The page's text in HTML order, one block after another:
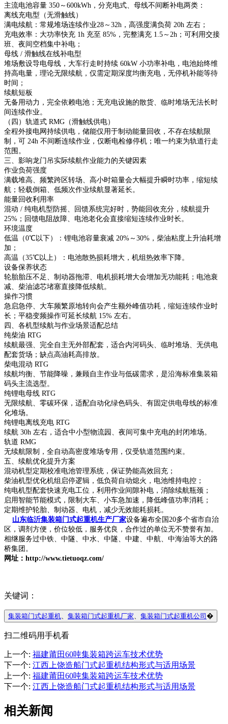
主流电池容量 350～600kWh，分充电式、母线不间断补电两类：
离线充电型（无滑触线）
满电续航：常规堆场连续作业28～32h，高强度满负荷 20h 左右；
充电效率：大功率快充 1h 充至 85%，完整满充 1.5～2h；可利用交接
班、夜间空档集中补电；
母线 / 滑触线在线补电型
堆场敷设导电母线，大车行走时持续 60kW 小功率补电，电池始终维
持高电量，理论无限续航，仅需定期深度均衡充电，无停机补能等待
时间；
续航短板
无备用动力，完全依赖电池；无充电设施的散货、临时堆场无法长时
间连续作业。
（四）轨道式 RMG（滑触线供电）
全程外接电网持续供电，储能仅用于制动能量回收，不存在续航限
制，可 24h 不间断连续作业，仅断电检修停机；唯一约束为轨道行走
范围。
三、影响龙门吊实际续航作业能力的关键因素
作业负荷强度
满载堆高、频繁跨区转场、高小时箱量会大幅提升瞬时功率，缩短续
航；轻载倒箱、低频次作业续航显著延长。
能量回收利用率
混动 / 纯电机型防摇、回馈系统完好时，势能回收充分，续航提升
25%；回馈电阻故障、电池老化会直接缩短连续作业时长。
环境温度
低温（0℃以下）：锂电池容量衰减 20%～30%，柴油粘度上升油耗增
加；
高温（35℃以上）：电池散热损耗增大，机组热效率下降。
设备保养状态
轮胎胎压不足、制动器拖滞、电机损耗增大会增加无功能耗；电池衰
减、柴油滤芯堵塞直接降低续航。
操作习惯
急启急停、大车频繁原地转向会产生额外峰值功耗，缩短连续作业时
长；平稳变频操作可延长续航 15% 左右。
四、各机型续航与作业场景适配总结
纯柴油 RTG
续航最强、完全自主无外部配套，适合内河码头、临时堆场、无供电
配套货场；缺点高油耗高排放。
柴电混动 RTG
续航均衡、节能降噪，兼顾自主作业与低碳需求，是沿海标准集装箱
码头主流选型。
纯锂电母线 RTG
无限续航、零碳环保，适配自动化绿色码头、有固定供电母线的标准
化堆场。
纯锂电离线充电 RTG
续航 30h 左右，适合中小型物流园、夜间可集中充电的封闭堆场。
轨道 RMG
无续航限制，全自动高密度堆场专用，仅受轨道范围约束。
五、续航优化提升方案
混动机型定期校准电池管理系统，保证势能高效回充；
柴油机型优化机组启停逻辑，低负荷自动熄火，电池维持电控；
纯电机型配套快速充电工位，利用作业间隙补电，消除续航瓶颈；
启用智能节能模式，限制大车、小车急加速，降低峰值功率消耗；
定期维护轮胎、制动器、电机，减少无效能耗损耗。
山东临沂集装箱门式起重机生产厂家设备遍布全国20多个省市自治
区，调剂方便，价位较低，服务优良，合作过的单位无不赞誉有加。
相继服务过中铁、中隧、中水、中隧、中建、中航、中海油等大的路
桥集团。
网址：http://www.tietuoqz.com/
关键词：
集装箱门式起重机 集装箱门式起重机厂家 集装箱门式起重机公司 �
扫二维码用手机看
上一个: 福建莆田60吨集装箱跨运车技术优势
下一个: 江西上饶造船门式起重机结构形式与适用场景
上一个: 福建莆田60吨集装箱跨运车技术优势
下一个: 江西上饶造船门式起重机结构形式与适用场景
相关新闻